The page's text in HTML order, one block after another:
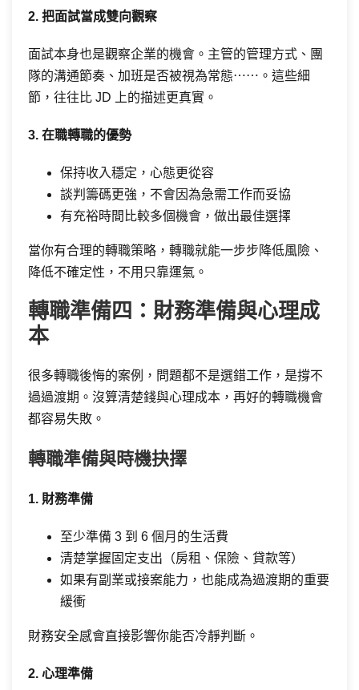
2. 把面試當成雙向觀察
面試本身也是觀察企業的機會。主管的管理方式、團
隊的溝通節奏、加班是否被視為常態⋯⋯。這些細
節，往往比 JD 上的描述更真實。
3. 在職轉職的優勢
保持收入穩定，心態更從容
談判籌碼更強，不會因為急需工作而妥協
有充裕時間比較多個機會，做出最佳選擇
當你有合理的轉職策略，轉職就能一步步降低風險、
降低不確定性，不用只靠運氣。
轉職準備四：財務準備與心理成
本
很多轉職後悔的案例，問題都不是選錯工作，是撐不
過過渡期。沒算清楚錢與心理成本，再好的轉職機會
都容易失敗。
轉職準備與時機抉擇
1. 財務準備
至少準備 3 到 6 個月的生活費
清楚掌握固定支出（房租、保險、貸款等）
如果有副業或接案能力，也能成為過渡期的重要
緩衝
財務安全感會直接影響你能否冷靜判斷。
2. 心理準備